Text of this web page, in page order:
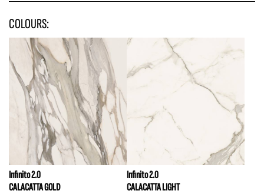
COLOURS:
Infinito 2.0
CALACATTA GOLD
Infinito 2.0
CALACATTA LIGHT